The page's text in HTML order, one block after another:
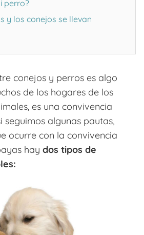
perro?
y los conejos se llevan
conejos y perros es algo
de los hogares de los
es una convivencia
algunas pautas,
ocurre con la convivencia
hay dos tipos de